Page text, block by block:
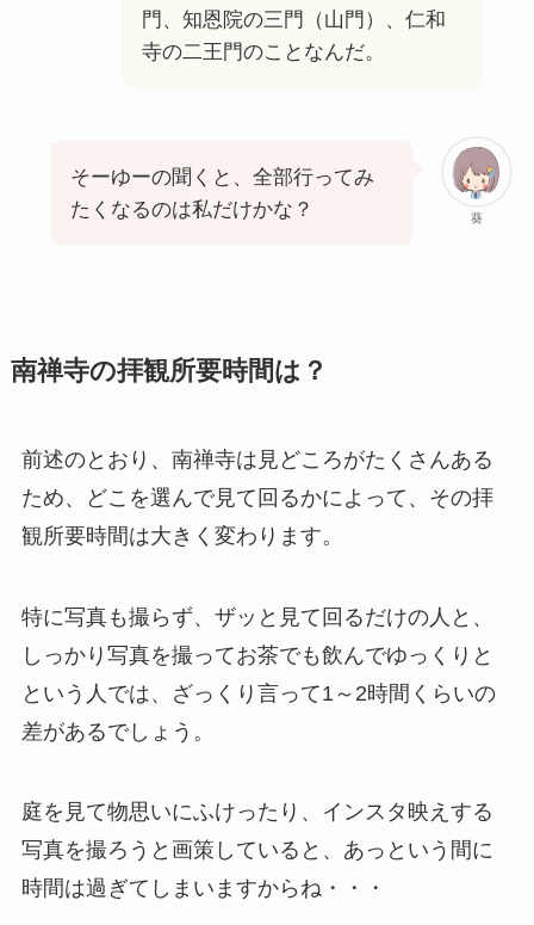
門、知恩院の三門（山門）、仁和
寺の二王門のことなんだ。
葵
そーゆーの聞くと、全部行ってみ
たくなるのは私だけかな？
南禅寺の拝観所要時間は？
前述のとおり、南禅寺は見どころがたくさんある
ため、どこを選んで見て回るかによって、その拝
観所要時間は大きく変わります。
特に写真も撮らず、ザッと見て回るだけの人と、
しっかり写真を撮ってお茶でも飲んでゆっくりと
という人では、ざっくり言って1～2時間くらいの
差があるでしょう。
庭を見て物思いにふけったり、インスタ映えする
写真を撮ろうと画策していると、あっという間に
時間は過ぎてしまいますからね・・・